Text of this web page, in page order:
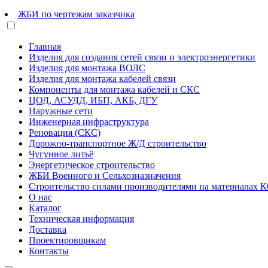
ЖБИ по чертежам заказчика
Главная
Изделия для создания сетей связи и электроэнергетики
Изделия для монтажа ВОЛС
Изделия для монтажа кабелей связи
Компоненты для монтажа кабелей и СКС
ЦОД, АСУДД, ИБП, АКБ, ДГУ
Наружные сети
Инженерная инфраструктура
Реновация (СКС)
Дорожно-транспортное Ж/Д строительство
Чугунное литьё
Энергетическое строительство
ЖБИ Военного и Сельхозназначения
Строительство силами производителями на материалах
О нас
Каталог
Техническая информация
Доставка
Проектировщикам
Контакты